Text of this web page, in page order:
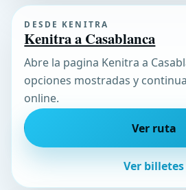
DESDE KENITRA
Kenitra a Casablanca
Abre la pagina Kenitra a
opciones mostradas y
online.
Ver ruta
Ver billetes